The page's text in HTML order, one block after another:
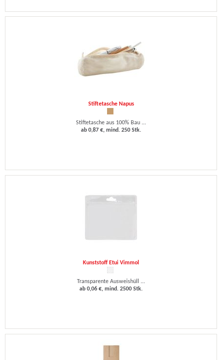
Stiftetasche Napus
Stiftetasche aus 100% Bau ...
ab 0,87 €, mind. 250 Stk.
Kunststoff Etui Vimmol
Transparente Ausweishüll ...
ab 0,06 €, mind. 2500 Stk.